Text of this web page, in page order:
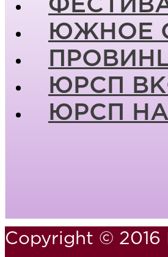
ЮЖНОЕ
ЮРСП
ЮРСП НА
Copyright © 2016